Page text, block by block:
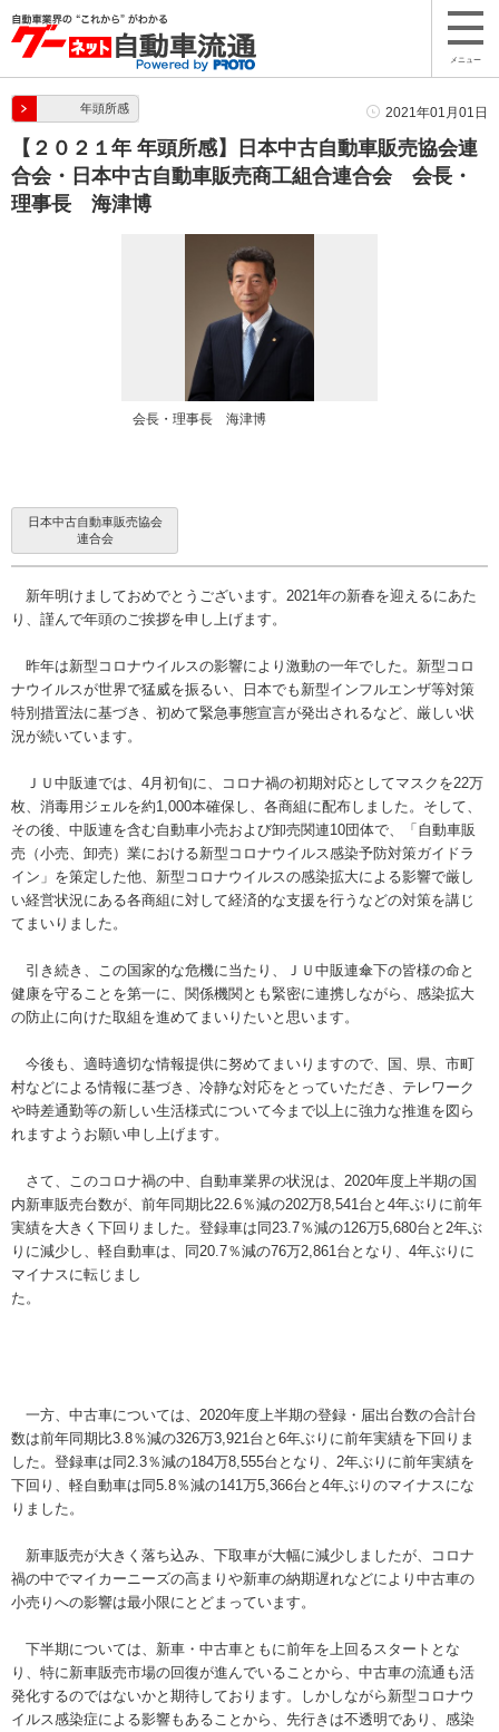
メニュー
年頭所感 2021年01月01日
【２０２１年 年頭所感】日本中古自動車販売協会連
合会・日本中古自動車販売商工組合連合会 会長・
理事長 海津博
会長・理事長 海津博
日本中古自動車販売協会
連合会
新年明けましておめでとうございます。2021年の新春を迎えるにあた
り、謹んで年頭のご挨拶を申し上げます。
昨年は新型コロナウイルスの影響により激動の一年でした。新型コロ
ナウイルスが世界で猛威を振るい、日本でも新型インフルエンザ等対策
特別措置法に基づき、初めて緊急事態宣言が発出されるなど、厳しい状
況が続いています。
ＪＵ中販連では、4月初旬に、コロナ禍の初期対応としてマスクを22万
枚、消毒用ジェルを約1,000本確保し、各商組に配布しました。そして、
その後、中販連を含む自動車小売および卸売関連10団体で、「自動車販
売（小売、卸売）業における新型コロナウイルス感染予防対策ガイドラ
イン」を策定した他、新型コロナウイルスの感染拡大による影響で厳し
い経営状況にある各商組に対して経済的な支援を行うなどの対策を講じ
てまいりました。
引き続き、この国家的な危機に当たり、ＪＵ中販連傘下の皆様の命と
健康を守ることを第一に、関係機関とも緊密に連携しながら、感染拡大
の防止に向けた取組を進めてまいりたいと思います。
今後も、適時適切な情報提供に努めてまいりますので、国、県、市町
村などによる情報に基づき、冷静な対応をとっていただき、テレワーク
や時差通勤等の新しい生活様式について今まで以上に強力な推進を図ら
れますようお願い申し上げます。
さて、このコロナ禍の中、自動車業界の状況は、2020年度上半期の国
内新車販売台数が、前年同期比22.6％減の202万8,541台と4年ぶりに前年
実績を大きく下回りました。登録車は同23.7％減の126万5,680台と2年ぶ
りに減少し、軽自動車は、同20.7％減の76万2,861台となり、4年ぶりに
マイナスに転じまし
た。
一方、中古車については、2020年度上半期の登録・届出台数の合計台
数は前年同期比3.8％減の326万3,921台と6年ぶりに前年実績を下回りま
した。登録車は同2.3％減の184万8,555台となり、2年ぶりに前年実績を
下回り、軽自動車は同5.8％減の141万5,366台と4年ぶりのマイナスにな
りました。
新車販売が大きく落ち込み、下取車が大幅に減少しましたが、コロナ
禍の中でマイカーニーズの高まりや新車の納期遅れなどにより中古車の
小売りへの影響は最小限にとどまっています。
下半期については、新車・中古車ともに前年を上回るスタートとな
り、特に新車販売市場の回復が進んでいることから、中古車の流通も活
発化するのではないかと期待しております。しかしながら新型コロナウ
イルス感染症による影響もあることから、先行きは不透明であり、感染